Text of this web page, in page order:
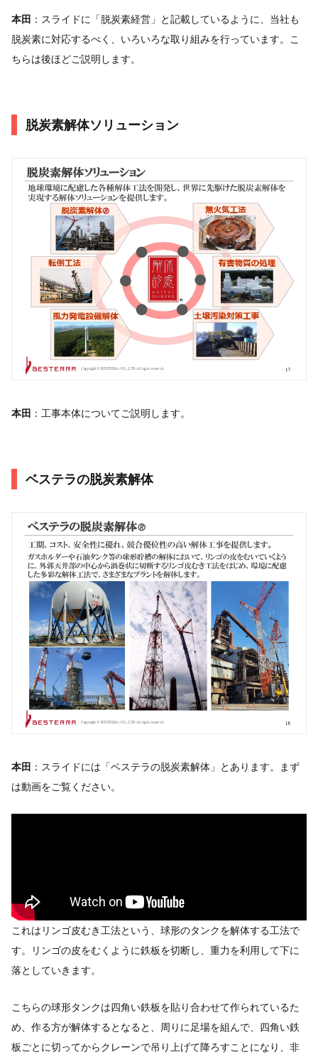
本田 ：スライドに「脱炭素経営」と記載しているように、当社も
脱炭素に対応するべく、いろいろな取り組みを行っています。こ
ちらは後ほどご説明します。
脱炭素解体ソリューション
本田 ：工事本体についてご説明します。
ベステラの脱炭素解体
本田 ：スライドには「ベステラの脱炭素解体」とあります。まず
は動画をご覧ください。
これはリンゴ皮むき工法という、球形のタンクを解体する工法で
す。リンゴの皮をむくように鉄板を切断し、重力を利用して下に
落としていきます。
こちらの球形タンクは四角い鉄板を貼り合わせて作られているた
め、作る方が解体するとなると、周りに足場を組んで、四角い鉄
板ごとに切ってからクレーンで吊り上げて降ろすことになり、非